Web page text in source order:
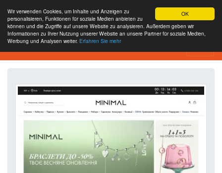
OK
Wir verwenden Cookies, um Inhalte und Anzeigen zu
personalisieren, Funktionen für soziale Medien anbieten zu
können und die Zugriffe auf unsere Website zu analysieren. Außerdem geben wir
Informationen zu Ihrer Nutzung unserer Website an unsere Partner für soziale Medien,
Werbung und Analysen weiter. Erfahren Sie mehr
Website-Analyse-Tool